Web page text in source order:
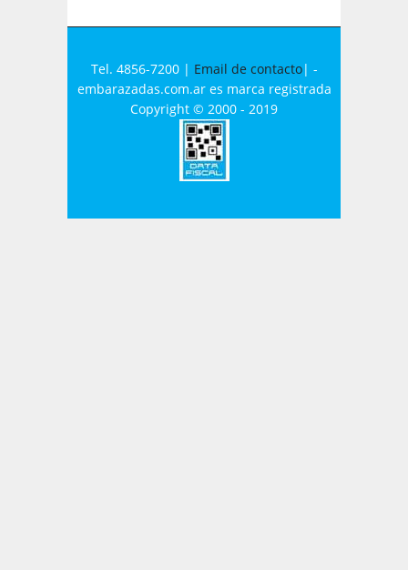
Tel. 4856-7200 | Email de contacto| -
embarazadas.com.ar es marca registrada
Copyright © 2000 - 2019